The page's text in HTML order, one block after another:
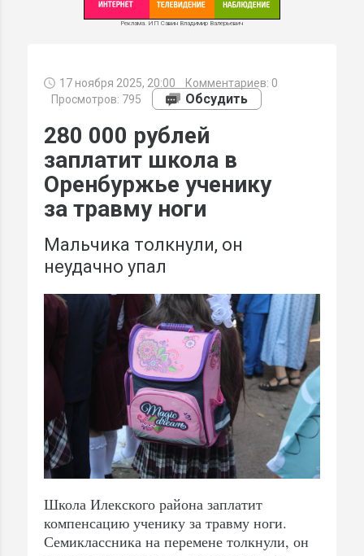
Реклама. ИП Савин Владимир Валерьевич
17 ноября 2025, 20:00 Комментариев: 0
Просмотров: 795
Обсудить
280 000 рублей
заплатит школа в
Оренбуржье ученику
за травму ноги
Мальчика толкнули, он
неудачно упал
Школа Илекского района заплатит
компенсацию ученику за травму ноги.
Семиклассника на перемене толкнули, он